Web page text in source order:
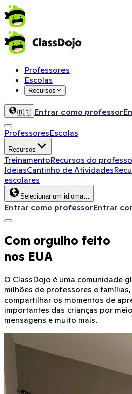
Professores
Escolas
Recursos
🇧🇷 Entrar como professor
ProfessoresEscolas
Recursos
TreinamentoRecursos do
IdeiasCantinho de Atividades
escolares
Selecionar um idioma…
Entrar como professorEntrar
Com orgulho feito
nos EUA
O ClassDojo é uma comunidade
milhões de professores e
compartilhar os momentos de
importantes das crianças por
mensagens e muito mais.